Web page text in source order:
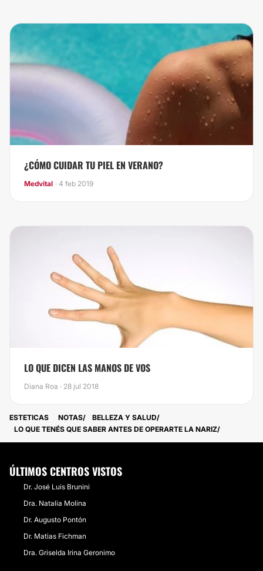
¿CÓMO CUIDAR TU PIEL EN VERANO?
Medvital · 4 feb 2019
LO QUE DICEN LAS MANOS DE VOS
Diana Roa · 28 jul 2018
ESTETICAS NOTAS
BELLEZA Y SALUD
LO QUE TENÉS QUE SABER ANTES DE OPERARTE LA NARIZ
ÚLTIMOS CENTROS VISTOS
Dr. José Luis Brunini
Dra. Natalia Molina
Dr. Augusto Pontón
Dr. Matias Fichman
Dra. Griselda Irina Geronimo